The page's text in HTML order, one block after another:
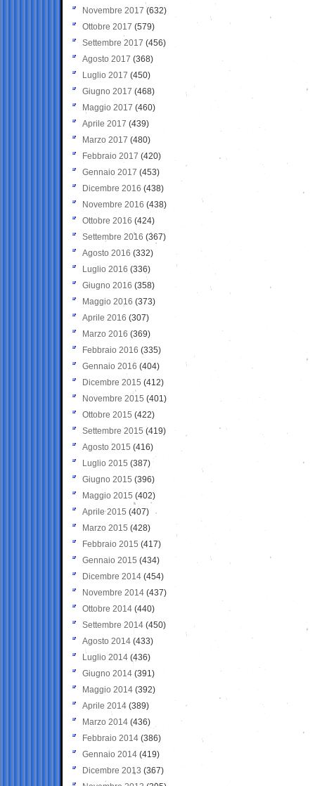
Novembre 2017 (632)
Ottobre 2017 (579)
Settembre 2017 (456)
Agosto 2017 (368)
Luglio 2017 (450)
Giugno 2017 (468)
Maggio 2017 (460)
Aprile 2017 (439)
Marzo 2017 (480)
Febbraio 2017 (420)
Gennaio 2017 (453)
Dicembre 2016 (438)
Novembre 2016 (438)
Ottobre 2016 (424)
Settembre 2016 (367)
Agosto 2016 (332)
Luglio 2016 (336)
Giugno 2016 (358)
Maggio 2016 (373)
Aprile 2016 (307)
Marzo 2016 (369)
Febbraio 2016 (335)
Gennaio 2016 (404)
Dicembre 2015 (412)
Novembre 2015 (401)
Ottobre 2015 (422)
Settembre 2015 (419)
Agosto 2015 (416)
Luglio 2015 (387)
Giugno 2015 (396)
Maggio 2015 (402)
Aprile 2015 (407)
Marzo 2015 (428)
Febbraio 2015 (417)
Gennaio 2015 (434)
Dicembre 2014 (454)
Novembre 2014 (437)
Ottobre 2014 (440)
Settembre 2014 (450)
Agosto 2014 (433)
Luglio 2014 (436)
Giugno 2014 (391)
Maggio 2014 (392)
Aprile 2014 (389)
Marzo 2014 (436)
Febbraio 2014 (386)
Gennaio 2014 (419)
Dicembre 2013 (367)